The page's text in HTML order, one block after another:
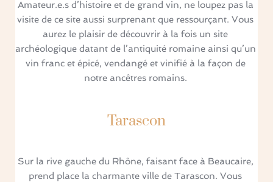
Amateur.e.s d’histoire et de grand vin, ne loupez pas la
visite de ce site aussi surprenant que ressourçant. Vous
aurez le plaisir de découvrir à la fois un site
archéologique datant de l’antiquité romaine ainsi qu’un
vin franc et épicé, vendangé et vinifié à la façon de
notre ancêtres romains.
Tarascon
Sur la rive gauche du Rhône, faisant face à Beaucaire,
prend place la charmante ville de Tarascon. Vous